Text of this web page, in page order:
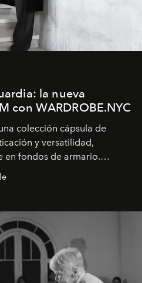
la nueva
con WARDROBE.NYC
colección cápsula de
y versatilidad,
en fondos de armario.
6 de agosto.